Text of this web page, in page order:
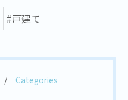
#戸建て
Categories